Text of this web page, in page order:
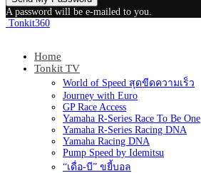
A password will be e-mailed to you.
Tonkit360
Home
Tonkit TV
World of Speed สุดขีดความเร็ว
Journey with Euro
GP Race Access
Yamaha R-Series Race To Be One
Yamaha R-Series Racing DNA
Yamaha Racing DNA
Pump Speed by Idemitsu
“เดื่อ-บี” ขยี้บอล